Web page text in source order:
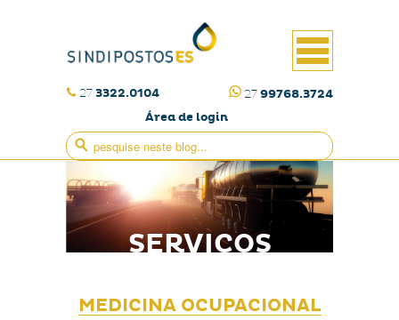
27 3322.0104 27 99768.3724
Área de login
SERVIÇOS
MEDICINA OCUPACIONAL